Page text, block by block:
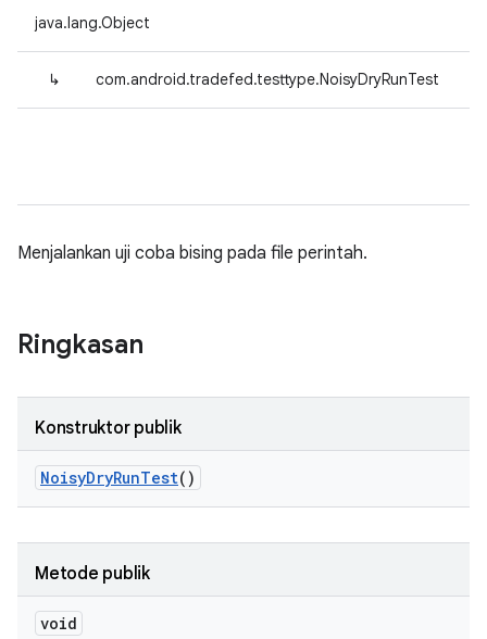
java.lang.Object
↳ com.android.tradefed.testtype.NoisyDryRunTest
Menjalankan uji coba bising pada file perintah.
Ringkasan
Konstruktor publik
NoisyDryRunTest()
Metode publik
void